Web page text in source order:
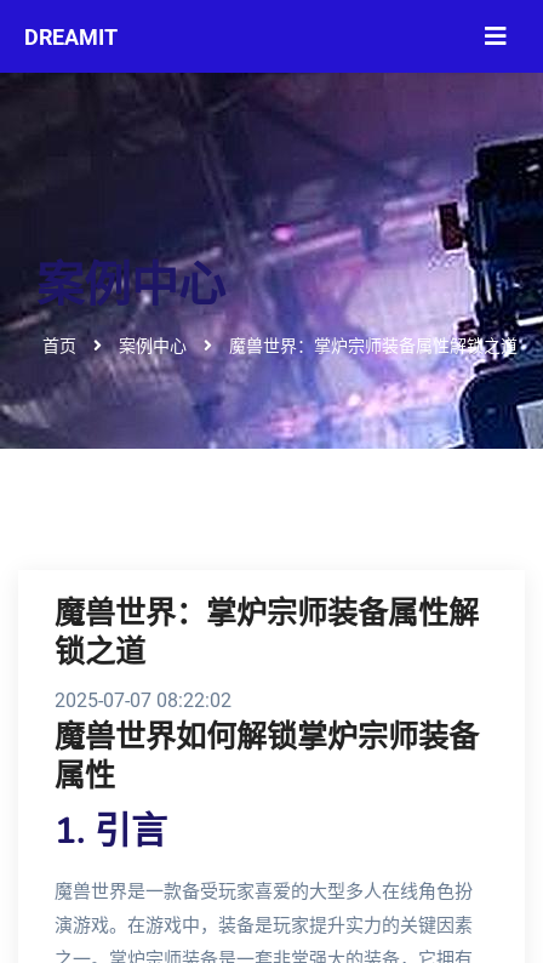
案例中心
首页 案例中心 魔兽世界：掌炉宗师装备属性解锁之道
魔兽世界：掌炉宗师装备属性解
锁之道
2025-07-07 08:22:02
魔兽世界如何解锁掌炉宗师装备
属性
1. 引言
魔兽世界是一款备受玩家喜爱的大型多人在线角色扮
演游戏。在游戏中，装备是玩家提升实力的关键因素